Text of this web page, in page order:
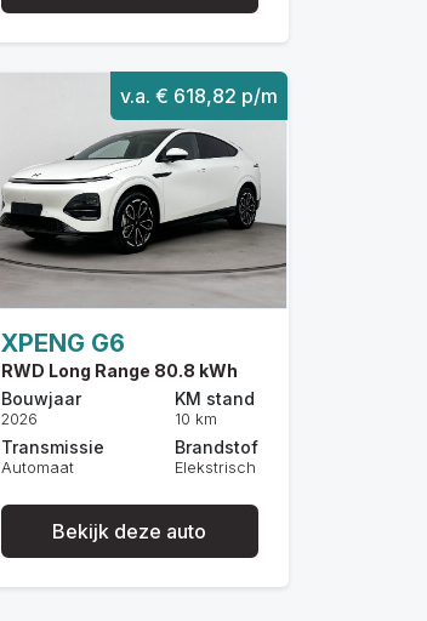
v.a. € 618,82 p/m
XPENG G6
RWD Long Range 80.8 kWh
Bouwjaar
2026
Transmissie
Automaat
KM stand
10 km
Brandstof
Elekstrisch
Bekijk deze auto